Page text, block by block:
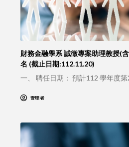
財務金融學系 誠徵專案助理教授(
名 (截止日期:112.11.20)
一、 聘任日期： 預計112 學年度
管理者